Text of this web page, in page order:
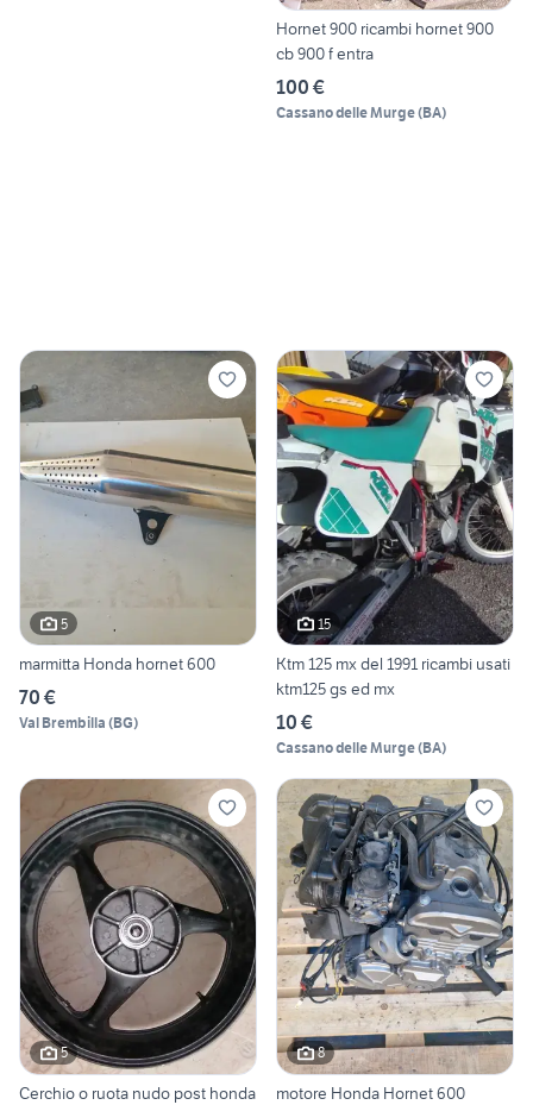
Hornet 900 ricambi hornet 900
cb 900 f entra
100 €
Cassano delle Murge(BA)
5
marmitta Honda hornet 600
70 €
Val Brembilla (BG)
15
Ktm 125 mx del 1991 ricambi usati
ktm125 gs ed mx
10 €
Cassano delle Murge(BA)
5
Cerchio o ruota nudo post honda
8
motore Honda Hornet 600